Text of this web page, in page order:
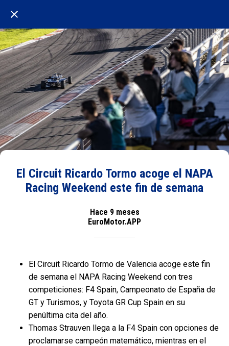
El Circuit Ricardo Tormo acoge el NAPA
Racing Weekend este fin de semana
Hace 9 meses
EuroMotor.APP
El Circuit Ricardo Tormo de Valencia acoge este fin
de semana el NAPA Racing Weekend con tres
competiciones: F4 Spain, Campeonato de España de
GT y Turismos, y Toyota GR Cup Spain en su
penúltima cita del año.
Thomas Strauven llega a la F4 Spain con opciones de
proclamarse campeón matemático, mientras en el